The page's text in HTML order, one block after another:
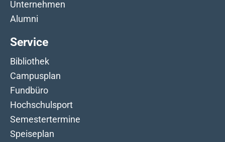
Unternehmen
Alumni
Service
Bibliothek
Campusplan
Fundbüro
Hochschulsport
Semestertermine
Speiseplan